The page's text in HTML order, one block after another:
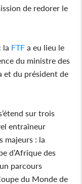
de redorer le
la FTF a eu lieu le
du ministre des
et du président de
sur trois
entraîneur
majeurs : la
d’Afrique des
parcours
du Monde de